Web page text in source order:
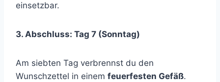
einsetzbar.
3. Abschluss: Tag 7 (Sonntag)
Am siebten Tag verbrennst du den
Wunschzettel in einem feuerfesten Gefäß.